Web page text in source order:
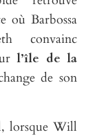
où Barbossa
convainc
l’île de la
de son
lorsque Will